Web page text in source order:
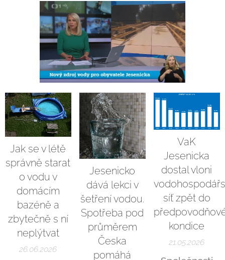
Jak se v létě
správně starat
o vodu v
domácím
bazéně a
zbytečně s ní
neplýtvat
26.06.2026
Jesenicko
dává lekci v
šetření vodou.
Spotřeba pod
průměrem
Česka
pomáhá
VaK
Jesenicka
dostal vloni
síť zpět do
kondice
21.05.2026